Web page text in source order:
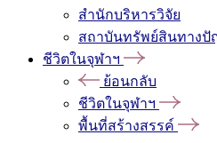
สำนักบริหารวิจัย
สถาบันทรัพย์สินทาง
ชีวิตในจุฬาฯ
ย้อนกลับ
ชีวิตในจุฬาฯ
พื้นที่สร้างสรรค์